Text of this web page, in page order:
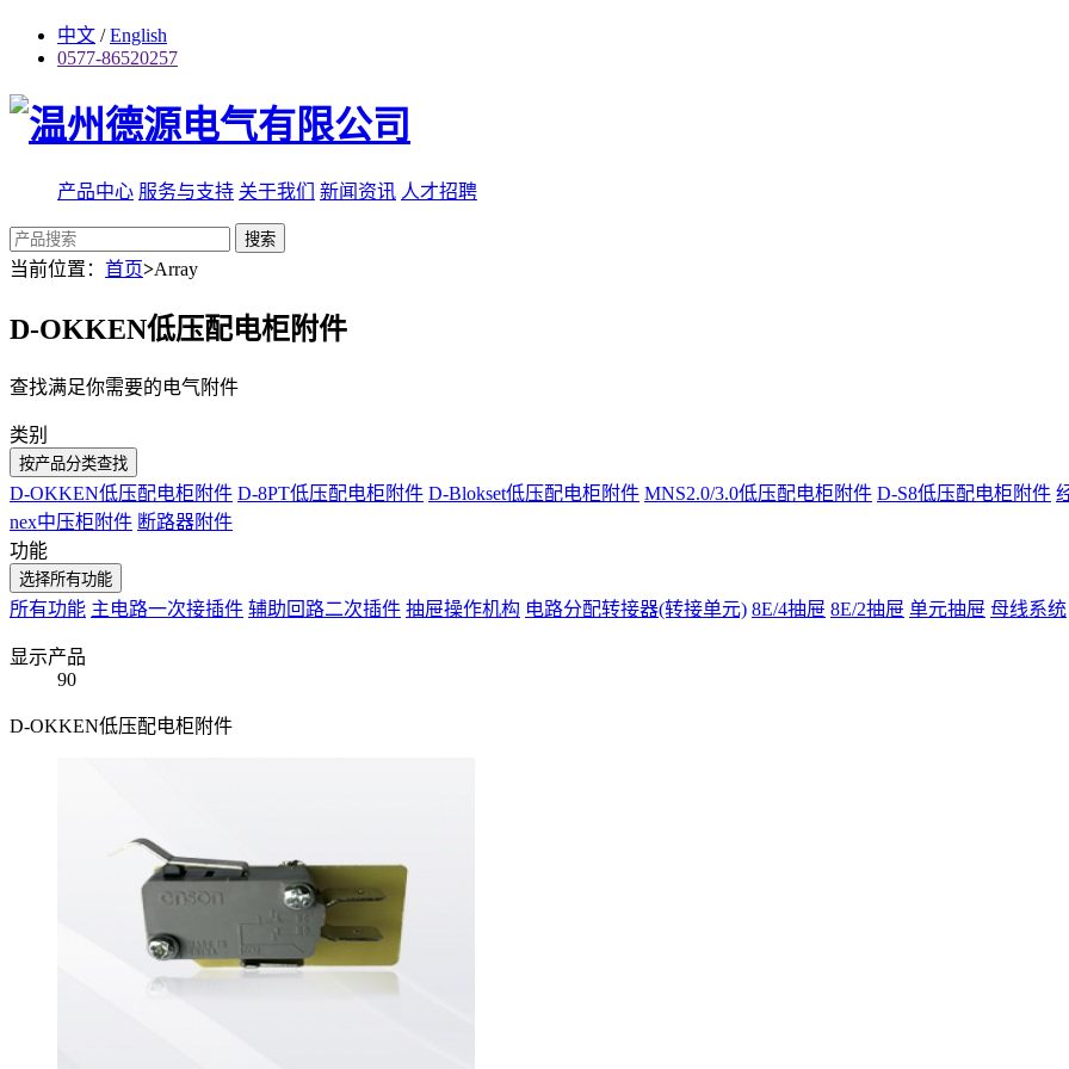
中文 / English
0577-86520257
产品中心 服务与支持 关于我们 新闻资讯 人才招聘
搜索
当前位置： 首页>Array
D-OKKEN低压配电柜附件
查找满足你需要的电气附件
类别
按产品分类查找
D-OKKEN低压配电柜附件 D-8PT低压配电柜附件 D-Blokset低压配电柜附件 MNS2.0/3.0低压配电柜附件 D-S8低压配电柜附件
nex中压柜附件 断路器附件
功能
选择所有功能
所有功能 主电路一次接插件 辅助回路二次插件 抽屉操作机构 电路分配转接器(转接单元) 8E/4抽屉 8E/2抽屉 单元抽屉 母线系统
显示产品
90
D-OKKEN低压配电柜附件